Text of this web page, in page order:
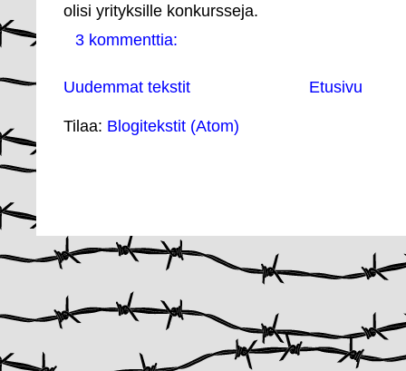
olisi yrityksille konkursseja.
3 kommenttia:
Uudemmat tekstit Etusivu
Tilaa: Blogitekstit (Atom)